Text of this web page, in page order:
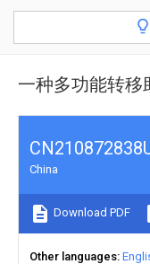
一种多功能转移
China
Download PDF
Other languages